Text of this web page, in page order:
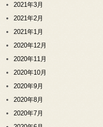
2021年3月
2021年2月
2021年1月
2020年12月
2020年11月
2020年10月
2020年9月
2020年8月
2020年7月